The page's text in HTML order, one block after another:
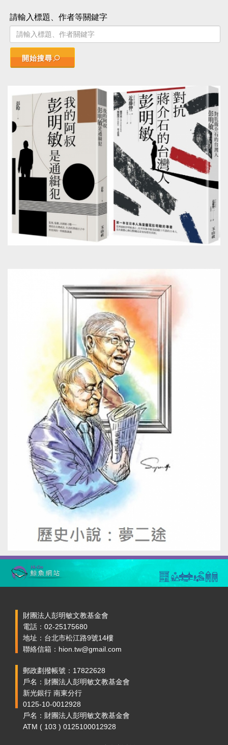
請輸入標題、作者等關鍵字
開始搜尋
財團法人彭明敏文教基金會
電話：02-25175680
地址：台北市松江路9號14樓
聯絡信箱：hion.tw@gmail.com
郵政劃撥帳號：17822628
戶名：財團法人彭明敏文教基金會
新光銀行 南東分行
0125-10-0012928
戶名：財團法人彭明敏文教基金會
ATM ( 103 ) 0125100012928